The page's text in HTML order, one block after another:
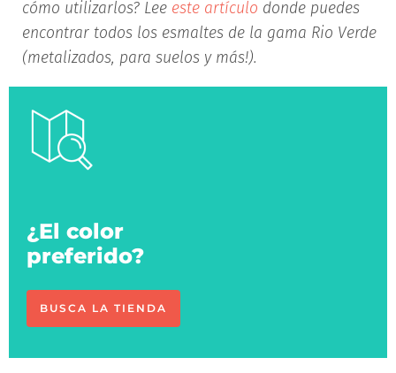
cómo utilizarlos? Lee este artículo donde puedes
encontrar todos los esmaltes de la gama Rio Verde
(metalizados, para suelos y más!).
¿El color
preferido?
BUSCA LA TIENDA